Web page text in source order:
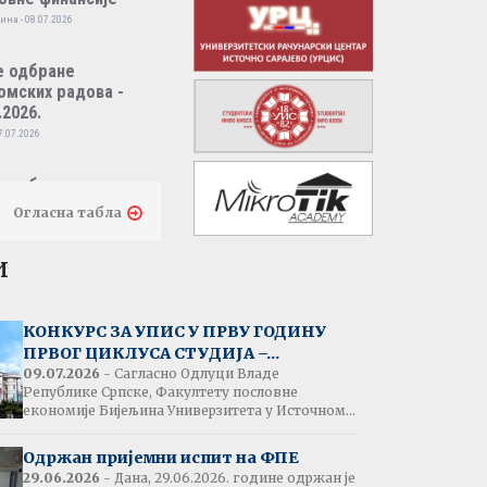
- 08.07.2026
одбране
радова -
одбране
радова -
пословно
- 07.07.2026
испита:
трговина
- 07.07.2026
Огласна табла
КОНКУРС ЗА УПИС У ПРВУ ГОДИНУ
ПРВОГ ЦИКЛУСА СТУДИЈА –...
09.07.2026 - Сагласно Одлуци Владе
Републике Српске, Факултету пословне
економије Бијељина Универзитета у Источном...
Одржан пријемни испит на ФПЕ
29.06.2026 - Дана, 29.06.2026. године одржан је